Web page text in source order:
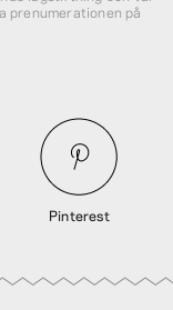
prenumerationen på
Pinterest